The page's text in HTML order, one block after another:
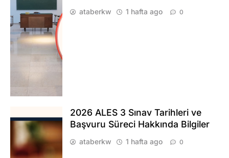
ataberkw 1 hafta ago 0
2026 ALES 3 Sınav Tarihleri ve
Başvuru Süreci Hakkında Bilgiler
ataberkw 1 hafta ago 0